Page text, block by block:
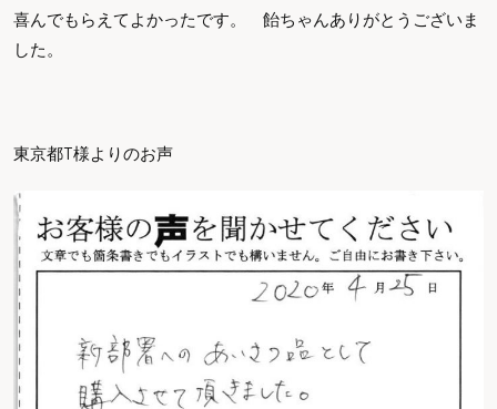
喜んでもらえてよかったです。 飴ちゃんありがとうございま
した。
東京都T様よりのお声